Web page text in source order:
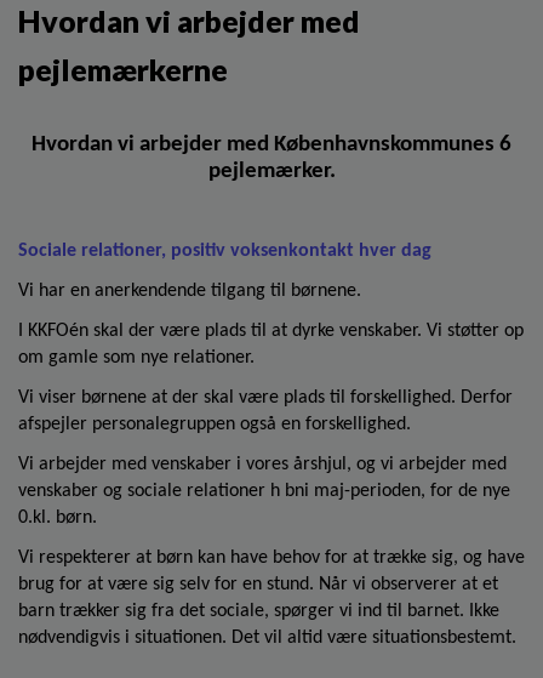
Hvordan vi arbejder med
pejlemærkerne
Hvordan vi arbejder med Københavnskommunes 6
pejlemærker.
Sociale relationer, positiv voksenkontakt hver dag
Vi har en anerkendende tilgang til børnene.
I KKFOén skal der være plads til at dyrke venskaber. Vi støtter op
om gamle som nye relationer.
Vi viser børnene at der skal være plads til forskellighed. Derfor
afspejler personalegruppen også en forskellighed.
Vi arbejder med venskaber i vores årshjul, og vi arbejder med
venskaber og sociale relationer h bni maj-perioden, for de nye
0.kl. børn.
Vi respekterer at børn kan have behov for at trække sig, og have
brug for at være sig selv for en stund. Når vi observerer at et
barn trækker sig fra det sociale, spørger vi ind til barnet. Ikke
nødvendigvis i situationen. Det vil altid være situationsbestemt.